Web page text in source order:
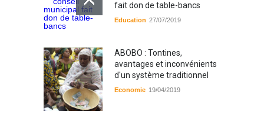
fait don de table-bancs
Education 27/07/2019
ABOBO : Tontines,
avantages et inconvénients
d'un système traditionnel
Economie 19/04/2019